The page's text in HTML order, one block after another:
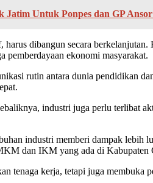
Untuk Ponpes dan GP
dibangun secara
pemberdayaan ekonomi masyarakat.
rutin antara dunia pendidikan
industri juga perlu terlibat
industri memberi dampak
dan IKM yang ada di Kabupaten
tenaga kerja, tetapi juga